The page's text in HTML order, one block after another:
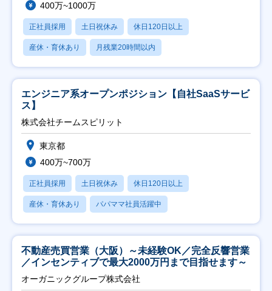
400万~1000万
正社員採用 土日祝休み 休日120日以上
産休・育休あり 月残業20時間以内
エンジニア系オープンポジション【自社SaaSサービ
ス】
株式会社チームスピリット
東京都
400万~700万
正社員採用 土日祝休み 休日120日以上
産休・育休あり パパママ社員活躍中
不動産売買営業（大阪）～未経験OK／完全反響営業
／インセンティブで最大2000万円まで目指せます～
オーガニックグループ株式会社